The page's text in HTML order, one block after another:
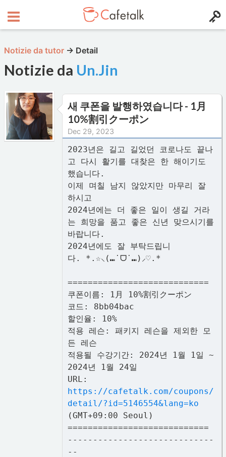
Notizie da tutor → Detail
Notizie da Un.Jin
새 쿠폰을 발행하였습니다 - 1月
10%割引クーポン
Dec 29, 2023
2023년은 길고 길었던 코로나도 끝나
고 다시 활기를 대찾은 한 해이기도
했습니다.
이제 며칠 남지 않았지만 마무리 잘
하시고
2024년에는 더 좋은 일이 생길 거라
는 희망을 품고 좋은 신년 맞으시기를
바랍니다.
2024년에도 잘 부탁드립니
다. *.☆⸜(⑉˙ᗜ˙⑉)⸝♡.*
============================
쿠폰이름: 1月 10%割引クーポン
코드: 8bb04bac
할인율: 10%
적용 레슨: 패키지 레슨을 제외한 모
든 레슨
적용될 수강기간: 2024년 1월 1일 ~
2024년 1월 24일
URL:
https://cafetalk.com/coupons/
detail/?id=5146554&lang=ko
(GMT+09:00 Seoul)
============================
-----------------------------
--